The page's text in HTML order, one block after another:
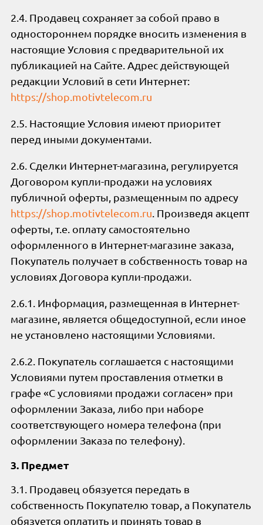
2.4. Продавец сохраняет за собой право в
одностороннем порядке вносить изменения в
настоящие Условия с предварительной их
публикацией на Сайте. Адрес действующей
редакции Условий в сети Интернет:
https://shop.motivtelecom.ru
2.5. Настоящие Условия имеют приоритет
перед иными документами.
2.6. Сделки Интернет-магазина, регулируется
Договором купли-продажи на условиях
публичной оферты, размещенным по адресу
https://shop.motivtelecom.ru . Произведя акцепт
оферты, т.е. оплату самостоятельно
оформленного в Интернет-магазине заказа,
Покупатель получает в собственность товар на
условиях Договора купли-продажи.
2.6.1. Информация, размещенная в Интернет-
магазине, является общедоступной, если иное
не установлено настоящими Условиями.
2.6.2. Покупатель соглашается с настоящими
Условиями путем проставления отметки в
графе «С условиями продажи согласен» при
оформлении Заказа, либо при наборе
соответствующего номера телефона (при
оформлении Заказа по телефону).
3. Предмет
3.1. Продавец обязуется передать в
собственность Покупателю товар, а Покупатель
обязуется оплатить и принять товар в